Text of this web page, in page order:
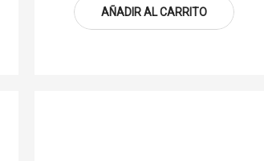
AÑADIR AL CARRITO